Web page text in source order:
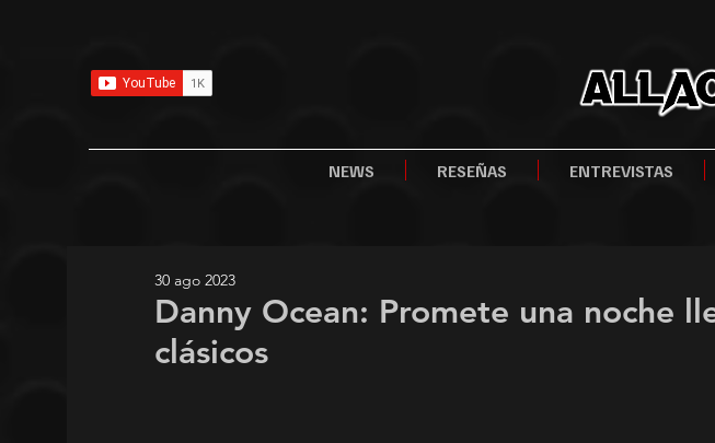
NEWS RESEÑAS ENTREVISTAS
Danny Ocean: Promete una noche
clásicos
30 ago 2023